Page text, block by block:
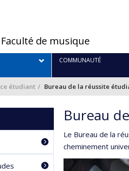
/Faculté de musique
COMMUNAUTÉ
étudiant Bureau de la réussite
Bureau
Le Bureau de la
cheminement